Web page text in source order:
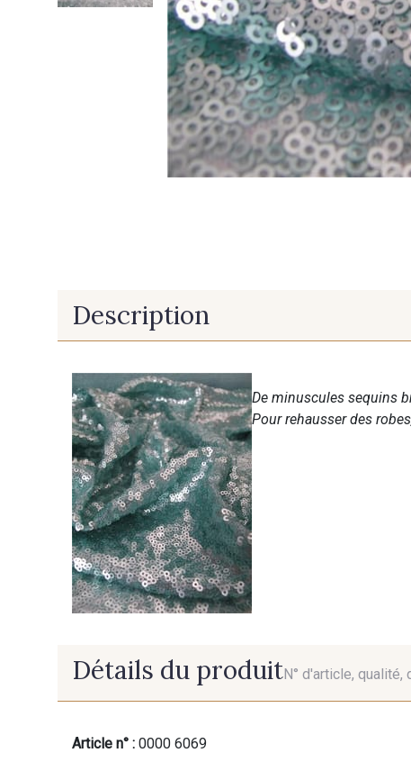
Description
De minuscules sequins
Pour rehausser des
Détails du produitN° d'article,
Article n° : 0000 6069